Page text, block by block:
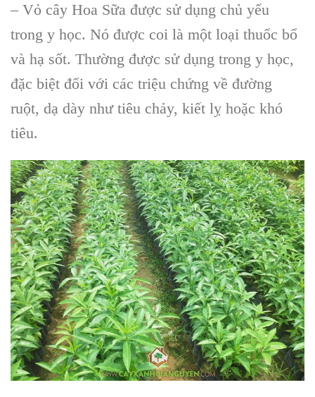
– Vỏ cây Hoa Sữa được sử dụng chủ yếu
trong y học. Nó được coi là một loại thuốc bổ
và hạ sốt. Thường được sử dụng trong y học,
đặc biệt đối với các triệu chứng về đường
ruột, dạ dày như tiêu chảy, kiết lỵ hoặc khó
tiêu.